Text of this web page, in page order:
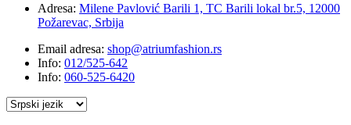
Adresa: Milene Pavlović Barili 1, TC Barili lokal br.5, 12000
Požarevac, Srbija
Email adresa: shop@atriumfashion.rs
Info: 012/525-642
Info: 060-525-6420